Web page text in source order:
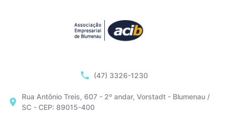
(47) 3326-1230
Rua Antônio Treis, 607 - 2º andar, Vorstadt - Blumenau /
SC - CEP: 89015-400